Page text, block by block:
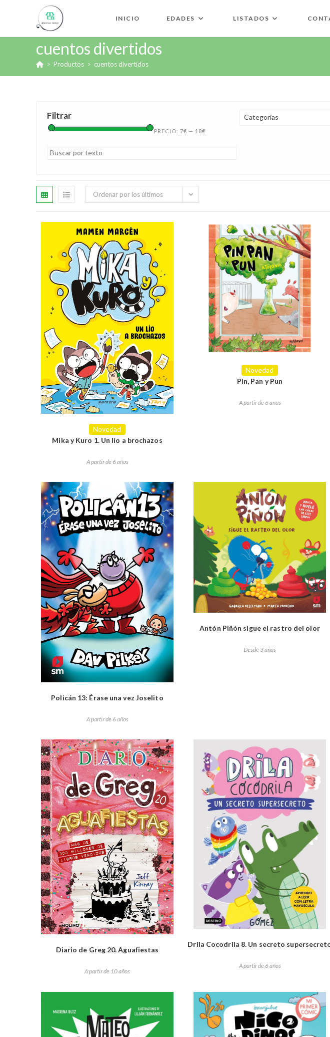
INICIO EDADES LISTADOS
cuentos divertidos
> Productos > cuentos divertidos
Filtrar
PRECIO: 7€ — 18€
Categorías
Ordenar por los últimos
Novedad
Mika y Kuro 1. Un lío a brochazos
A partir de 6 años
Novedad
Pin, Pan y Pun
A partir de 6 años
Policán 13: Érase una vez Joselito
A partir de 6 años
Antón Piñón sigue el rastro del olor
Desde 3 años
Diario de Greg 20. Aguafiestas
A partir de 10 años
Drila Cocodrila 8. Un secreto
A partir de 6 años